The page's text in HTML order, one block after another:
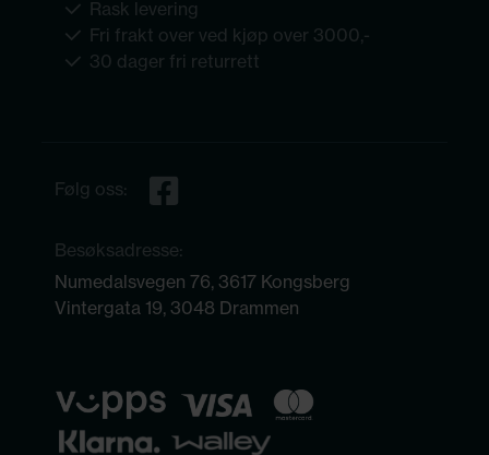
Rask levering
Fri frakt over ved kjøp over 3000,-
30 dager fri returrett
Følg oss:
Besøksadresse:
Numedalsvegen 76, 3617 Kongsberg
Vintergata 19, 3048 Drammen